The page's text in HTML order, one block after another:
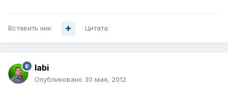
Вставить ник Цитата
labi
Опубликовано 30 мая, 2012